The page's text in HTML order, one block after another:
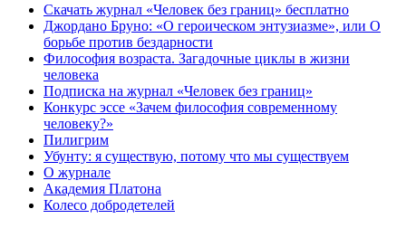
Скачать журнал «Человек без границ» бесплатно
Джордано Бруно: «О героическом энтузиазме», или О
борьбе против бездарности
Философия возраста. Загадочные циклы в жизни
человека
Подписка на журнал «Человек без границ»
Конкурс эссе «Зачем философия современному
человеку?»
Пилигрим
Убунту: я существую, потому что мы существуем
О журнале
Академия Платона
Колесо добродетелей